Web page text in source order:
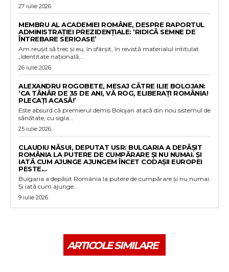
27 iulie 2026
MEMBRU AL ACADEMIEI ROMÂNE, DESPRE RAPORTUL
ADMINISTRAȚIEI PREZIDENȚIALE: ‘RIDICĂ SEMNE DE
ÎNTREBARE SERIOASE’
Am reușit să trec și eu, în sfârșit, în revistă materialul intitulat
„Identitate națională,...
26 iulie 2026
ALEXANDRU ROGOBETE, MESAJ CĂTRE ILIE BOLOJAN:
‘CA TÂNĂR DE 35 DE ANI, VĂ ROG, ELIBERAȚI ROMÂNIA!
PLECAȚI ACASĂ!’
Este absurd că premierul demis Bolojan atacă din nou sistemul de
sănătate, cu sigla...
25 iulie 2026
CLAUDIU NĂSUI, DEPUTAT USR: BULGARIA A DEPĂȘIT
ROMÂNIA LA PUTERE DE CUMPĂRARE ȘI NU NUMAI. ȘI
IATĂ CUM AJUNGE AJUNGEM ÎNCET CODAȘII EUROPEI
PESTE...
Bulgaria a depășit România la putere de cumpărare și nu numai.
Și iată cum ajunge...
9 iulie 2026
ARTICOLE SIMILARE